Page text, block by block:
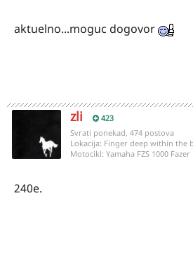
aktuelno...moguc dogovor
zli 423
Svrati ponekad, 474 postova
Lokacija: Finger deep within the
Motocikl: Yamaha FZS 1000 Fazer
240e.